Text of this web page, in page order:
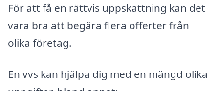
För att få en rättvis uppskattning kan det
vara bra att begära flera offerter från
olika företag.
En vvs kan hjälpa dig med en mängd olika